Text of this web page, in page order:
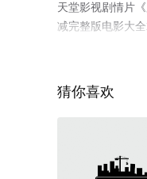
天堂影视剧情片
减完整版电影大
猜你喜欢